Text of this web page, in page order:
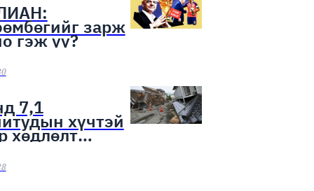
зарж
гэж үү?
7,1
хүчтэй
хөдлөлт